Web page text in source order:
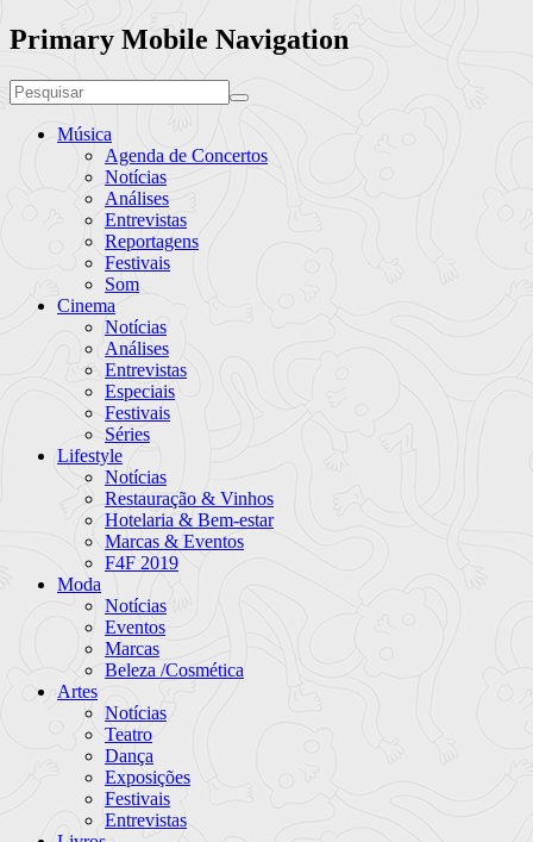
Primary Mobile Navigation
Música
Agenda de Concertos
Notícias
Análises
Entrevistas
Reportagens
Festivais
Som
Cinema
Notícias
Análises
Entrevistas
Especiais
Festivais
Séries
Lifestyle
Notícias
Restauração & Vinhos
Hotelaria & Bem-estar
Marcas & Eventos
F4F 2019
Moda
Notícias
Eventos
Marcas
Beleza /Cosmética
Artes
Notícias
Teatro
Dança
Exposições
Festivais
Entrevistas